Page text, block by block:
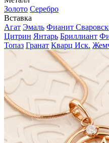
Золото Серебро
Вставка
Агат Эмаль Фианит
Цитрин Янтарь Бриллиант
Топаз Гранат Кварц Иск.